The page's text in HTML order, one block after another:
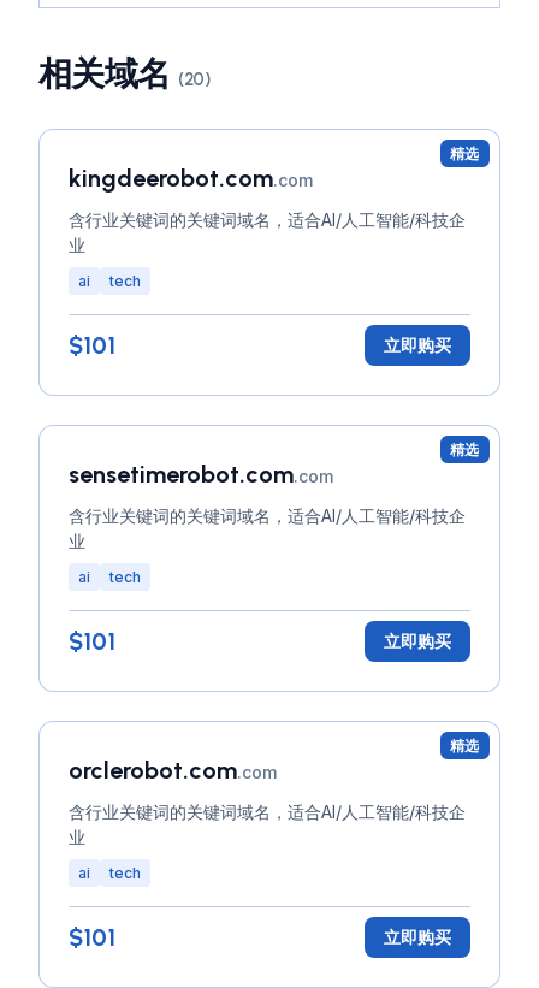
相关域名 (20)
精选
kingdeerobot.com.com
含行业关键词的关键词域名，适合AI/人工智能/科技企
业
ai tech
$101 立即购买
精选
sensetimerobot.com.com
含行业关键词的关键词域名，适合AI/人工智能/科技企
业
ai tech
$101 立即购买
精选
orclerobot.com.com
含行业关键词的关键词域名，适合AI/人工智能/科技企
业
ai tech
$101 立即购买